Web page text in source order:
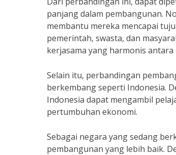
panjang dalam pembangunan.
membantu mereka mencapai
pemerintah, swasta, dan
kerjasama yang harmonis
Selain itu, perbandingan
berkembang seperti Indonesia.
Indonesia dapat mengambil
pertumbuhan ekonomi.
Sebagai negara yang sedang
pembangunan yang lebih baik.